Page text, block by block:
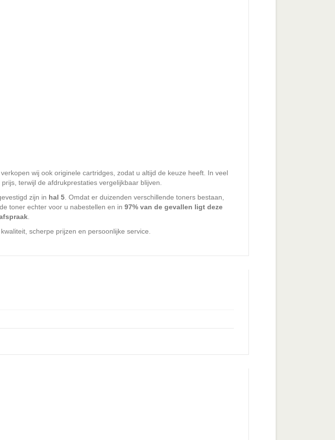
wij ook originele cartridges, zodat u altijd de keuze heeft. In veel
terwijl de afdrukprestaties vergelijkbaar blijven.
zijn in hal 5. Omdat er duizenden verschillende toners bestaan,
toner echter voor u nabestellen en in 97% van de gevallen ligt deze
.
scherpe prijzen en persoonlijke service.